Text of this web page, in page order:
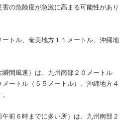
の危険度が急激に高まる可能性があり
トル、奄美地方１１メートル、沖縄地
間風速）は、九州南部２０メートル
メートル（５５メートル）、沖縄地方４
前６時までに多い所）は、九州南部２